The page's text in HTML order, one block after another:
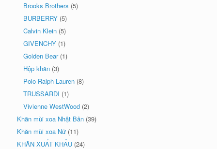
Brooks Brothers (5)
BURBERRY (5)
Calvin Klein (5)
GIVENCHY (1)
Golden Bear (1)
Hộp khăn (3)
Polo Ralph Lauren (8)
TRUSSARDI (1)
Vivienne WestWood (2)
Khăn mùi xoa Nhật Bản (39)
Khăn mùi xoa Nữ (11)
KHĂN XUẤT KHẨU (24)